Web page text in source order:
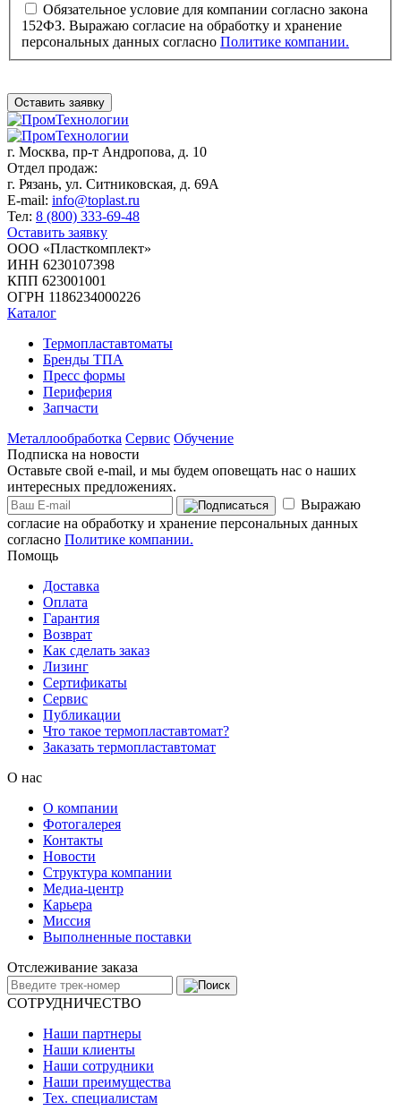
Обязательное условие для компании согласно закона
152ФЗ. Выражаю согласие на обработку и хранение
персональных данных согласно Политике компании.
Оставить заявку
г. Москва, пр-т Андропова, д. 10
Отдел продаж:
г. Рязань, ул. Ситниковская, д. 69А
E-mail: info@toplast.ru
Тел: 8 (800) 333-69-48
Оставить заявку
ООО «Пласткомплект»
ИНН 6230107398
КПП 623001001
ОГРН 1186234000226
Каталог
Термопластавтоматы
Бренды ТПА
Пресс формы
Периферия
Запчасти
Металлообработка Сервис Обучение
Подписка на новости
Оставьте свой e-mail, и мы будем оповещать нас о наших
интересных предложениях.
Выражаю
согласие на обработку и хранение персональных данных
согласно Политике компании.
Помощь
Доставка
Оплата
Гарантия
Возврат
Как сделать заказ
Лизинг
Сертификаты
Сервис
Публикации
Что такое термопластавтомат?
Заказать термопластавтомат
О нас
О компании
Фотогалерея
Контакты
Новости
Структура компании
Медиа-центр
Карьера
Миссия
Выполненные поставки
Отслеживание заказа
СОТРУДНИЧЕСТВО
Наши партнеры
Наши клиенты
Наши сотрудники
Наши преимущества
Тех. специалистам